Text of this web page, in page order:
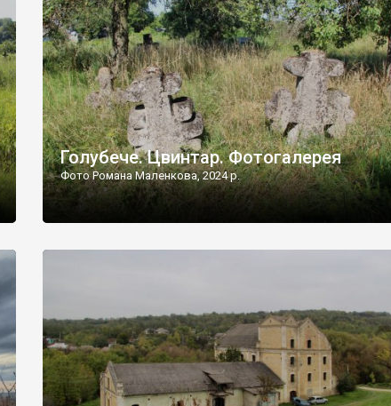
[…]
Голубече. Цвинтар. Фотогалерея
Фото Романа Маленкова, 2024 р.